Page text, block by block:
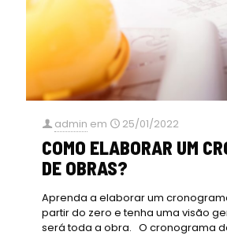
admin em 25/01/2022
COMO ELABORAR UM
DE OBRAS?
Aprenda a elaborar um
partir do zero e tenha uma visão
será toda a obra. O cronograma